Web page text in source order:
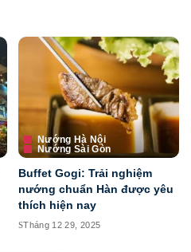
Nướng Hà Nội
Nướng Sài Gòn
Buffet Gogi: Trải nghiệm
nướng chuẩn Hàn được yêu
thích hiện nay
Tháng 12 29, 2025